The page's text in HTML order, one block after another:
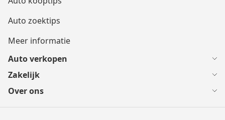
Auto zoektips
Meer informatie
Auto verkopen
Zakelijk
Over ons